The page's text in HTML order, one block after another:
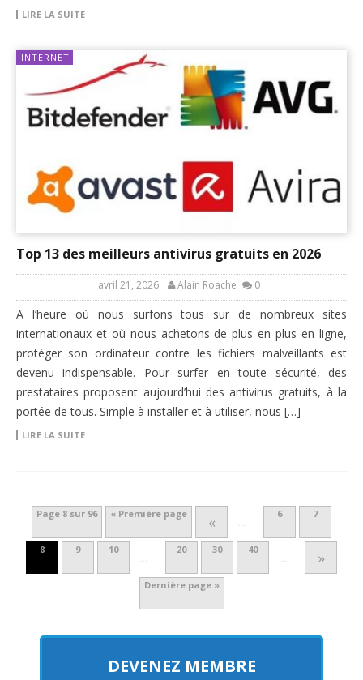
LIRE LA SUITE
INTERNET
Top 13 des meilleurs antivirus gratuits en 2026
avril 21, 2026 Alain Roache 0
A l’heure où nous surfons tous sur de nombreux sites
internationaux et où nous achetons de plus en plus en ligne,
protéger son ordinateur contre les fichiers malveillants est
devenu indispensable. Pour surfer en toute sécurité, des
prestataires proposent aujourd’hui des antivirus gratuits, à la
portée de tous. Simple à installer et à utiliser, nous […]
LIRE LA SUITE
Page 8 sur 96 « Première page « …
6 7
8 9 10
…
20 30 40
… »
Dernière page »
DEVENEZ MEMBRE